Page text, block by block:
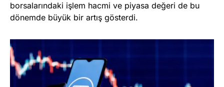
borsalarındaki işlem hacmi ve piyasa değeri de bu
dönemde büyük bir artış gösterdi.